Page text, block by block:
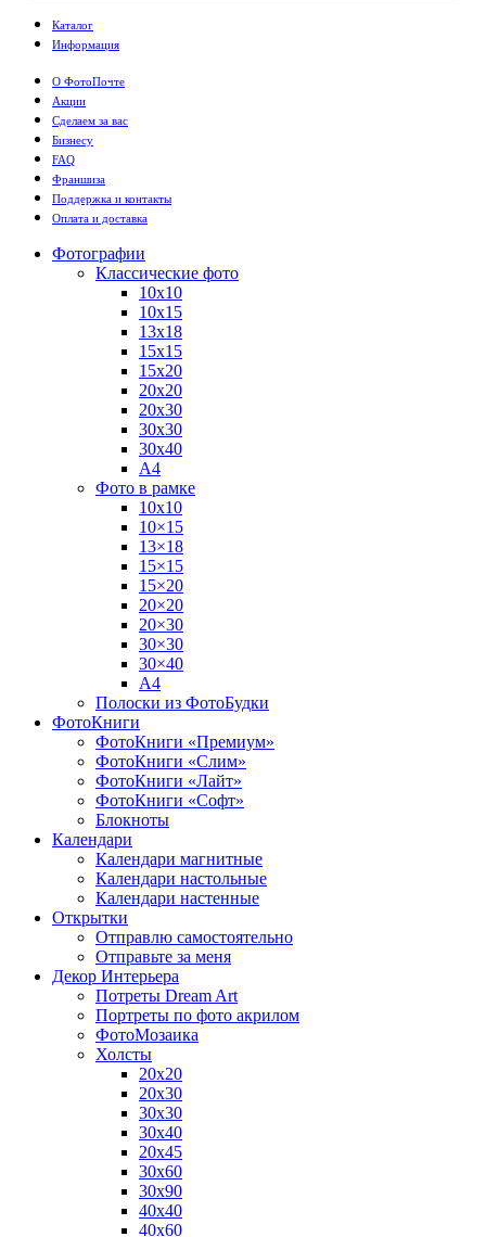
Каталог
Информация
О ФотоПочте
Акции
Сделаем за вас
Бизнесу
FAQ
Франшиза
Поддержка и контакты
Оплата и доставка
Фотографии
Классические фото
10х10
10х15
13х18
15х15
15х20
20х20
20х30
30х30
30х40
А4
Фото в рамке
10х10
10×15
13×18
15×15
15×20
20×20
20×30
30×30
30×40
A4
Полоски из ФотоБудки
ФотоКниги
ФотоКниги «Премиум»
ФотоКниги «Слим»
ФотоКниги «Лайт»
ФотоКниги «Софт»
Блокноты
Календари
Календари магнитные
Календари настольные
Календари настенные
Открытки
Отправлю самостоятельно
Отправьте за меня
Декор Интерьера
Потреты Dream Art
Портреты по фото акрилом
ФотоМозаика
Холсты
20х20
20х30
30х30
30х40
20х45
30х60
30х90
40х40
40х60